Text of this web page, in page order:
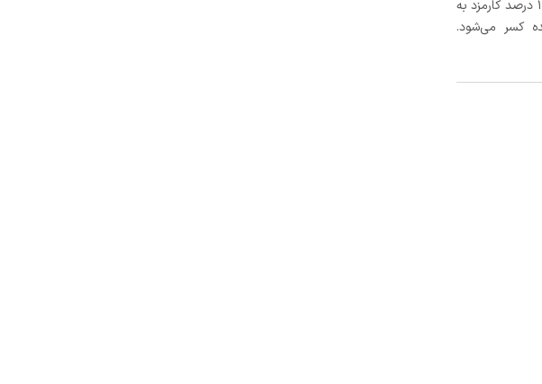
در صورتی که رزرو، حداقل 3 روز کامل قبل از تاریخ ورود لغو گردد؛ مبلغ صورتحساب پس از کسر حداکثر 15 درصد کارمزد به